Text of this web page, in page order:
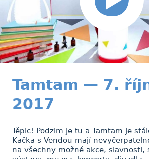
Tamtam — 7.
2017
Těpic! Podzim je tu a Tamtam je
Kačka s Vendou mají
na všechny možné akce, slavnosti,